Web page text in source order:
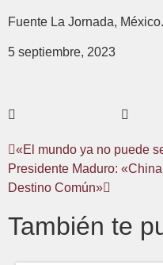
Fuente La Jornada, México.
5 septiembre, 2023
«El mundo ya no puede
Presidente Maduro:
Destino Común»
También te